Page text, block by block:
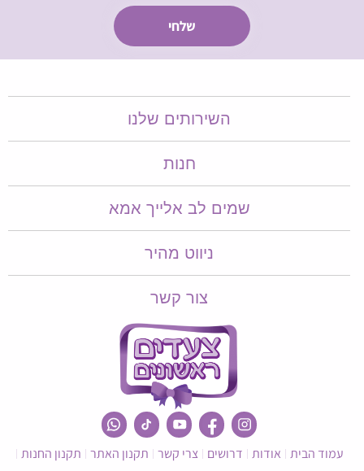
השירותים שלנו
חנות
שמים לב אלייך אמא​​
ניווט מהיר
צור קשר
עמוד הבית אודות דרושים צרי קשר תקנון האתר תקנון החנות